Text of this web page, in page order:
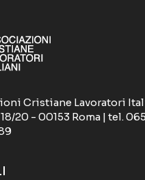
Cristiane Lavoratori
20 - 00153 Roma | tel.